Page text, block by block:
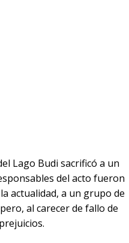
Lago Budi sacrificó a un
del acto fueron
actualidad, a un grupo de
al carecer de fallo de